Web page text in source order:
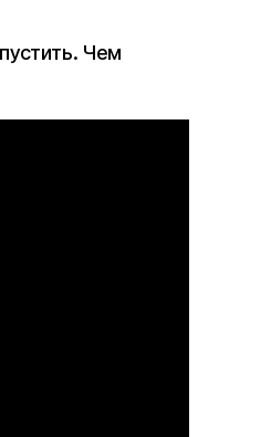
Чем